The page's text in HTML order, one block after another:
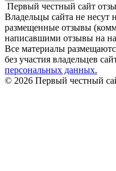
Первый честный сайт
Владельцы сайта не несут
размещенные отзывы
написавшими отзывы на
Все материалы
без участия владельцев
персональных данных.
© 2026 Первый честный